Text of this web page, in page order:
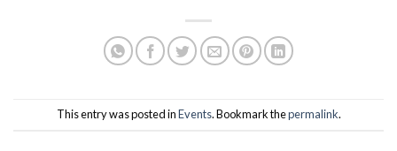
This entry was posted inEvents. Bookmark thepermalink.